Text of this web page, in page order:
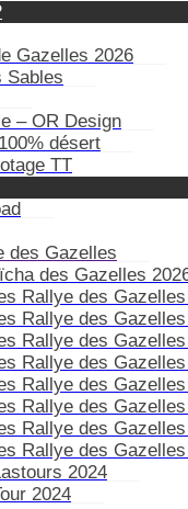
Gazelles 2026
Sables
– OR Design
désert
TT
des Gazelles
des Gazelles
Rallye des
Rallye des
Rallye des
Rallye des
Rallye des
Rallye des
Rallye des
Rallye des
2024
2024